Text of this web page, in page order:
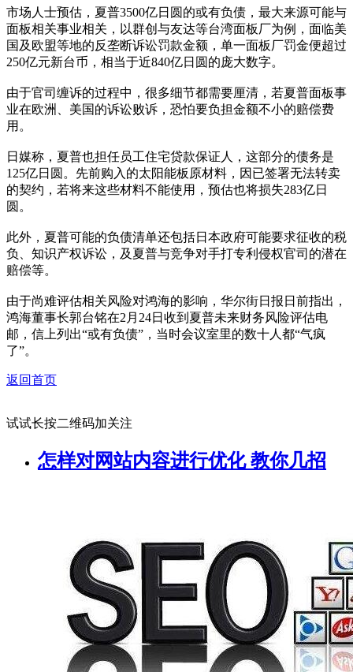
市场人士预估，夏普3500亿日圆的或有负债，最大来源可能与
面板相关事业相关，以群创与友达等台湾面板厂为例，面临美
国及欧盟等地的反垄断诉讼罚款金额，单一面板厂罚金便超过
250亿元新台币，相当于近840亿日圆的庞大数字。
由于官司缠诉的过程中，很多细节都需要厘清，若夏普面板事
业在欧洲、美国的诉讼败诉，恐怕要负担金额不小的赔偿费
用。
日媒称，夏普也担任员工住宅贷款保证人，这部分的债务是
125亿日圆。先前购入的太阳能板原材料，因已签署无法转卖
的契约，若将来这些材料不能使用，预估也将损失283亿日
圆。
此外，夏普可能的负债清单还包括日本政府可能要求征收的税
负、知识产权诉讼，及夏普与竞争对手打专利侵权官司的潜在
赔偿等。
由于尚难评估相关风险对鸿海的影响，华尔街日报日前指出，
鸿海董事长郭台铭在2月24日收到夏普未来财务风险评估电
邮，信上列出“或有负债”，当时会议室里的数十人都“气疯
了”。
返回首页
试试长按二维码加关注
怎样对网站内容进行优化 教你几招